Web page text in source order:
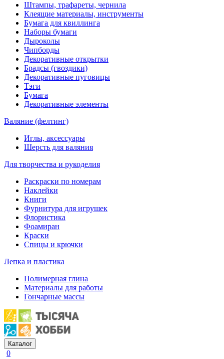
Штампы, трафареты, чернила
Клеящие материалы, инструменты
Бумага для квиллинга
Наборы бумаги
Дыроколы
Чипборды
Декоративные открытки
Брадсы (гвоздики)
Декоративные пуговицы
Тэги
Бумага
Декоративные элементы
Валяние (фелтинг)
Иглы, аксессуары
Шерсть для валяния
Для творчества и рукоделия
Раскраски по номерам
Наклейки
Книги
Фурнитура для игрушек
Флористика
Фоамиран
Краски
Спицы и крючки
Лепка и пластика
Полимерная глина
Материалы для работы
Гончарные массы
Каталог
0